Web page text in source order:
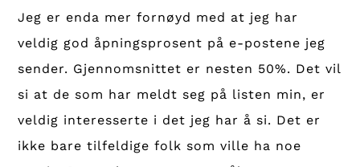
Jeg er enda mer fornøyd med at jeg har
veldig god åpningsprosent på e-postene jeg
sender. Gjennomsnittet er nesten 50%. Det vil
si at de som har meldt seg på listen min, er
veldig interesserte i det jeg har å si. Det er
ikke bare tilfeldige folk som ville ha noe